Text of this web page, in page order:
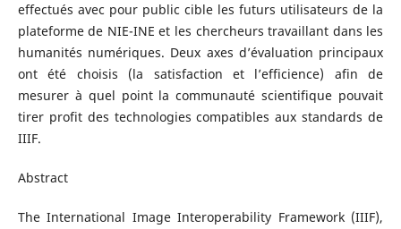
effectués avec pour public cible les futurs utilisateurs de la
plateforme de NIE-INE et les chercheurs travaillant dans les
humanités numériques. Deux axes d’évaluation principaux
ont été choisis (la satisfaction et l’efficience) afin de
mesurer à quel point la communauté scientifique pouvait
tirer profit des technologies compatibles aux standards de
IIIF.
Abstract
The International Image Interoperability Framework (IIIF),